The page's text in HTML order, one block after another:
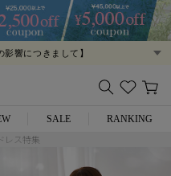
影響につきまして】
まして】
SALE RANKING
レス特集